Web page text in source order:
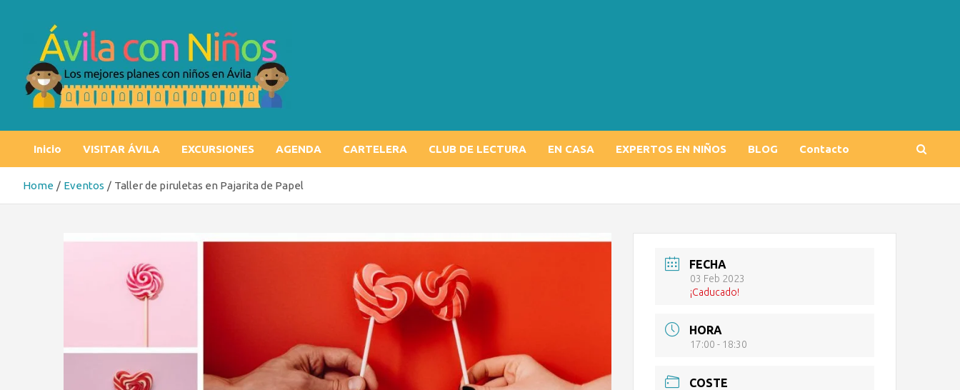
Inicio VISITAR ÁVILA EXCURSIONES AGENDA CARTELERA CLUB DE LECTURA EN CASA EXPERTOS EN NIÑOS BLOG Contacto
Home Eventos Taller de piruletas en Pajarita de Papel
FECHA
03 Feb 2023
¡Caducado!
HORA
17:00 - 18:30
COSTE